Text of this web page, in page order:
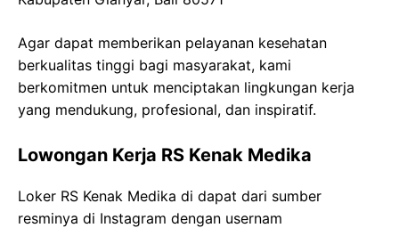
Agar dapat memberikan pelayanan kesehatan
berkualitas tinggi bagi masyarakat, kami
berkomitmen untuk menciptakan lingkungan kerja
yang mendukung, profesional, dan inspiratif.
Lowongan Kerja RS Kenak Medika
Loker RS Kenak Medika di dapat dari sumber
resminya di Instagram dengan usernam